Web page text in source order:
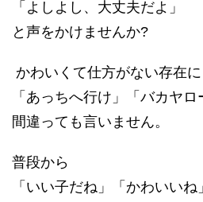
「よしよし、大丈夫だよ」
と声をかけませんか?
かわいくて仕方がない存在に
「あっちへ行け」「バカヤロ
間違っても言いません。
普段から
「いい子だね」「かわいいね」